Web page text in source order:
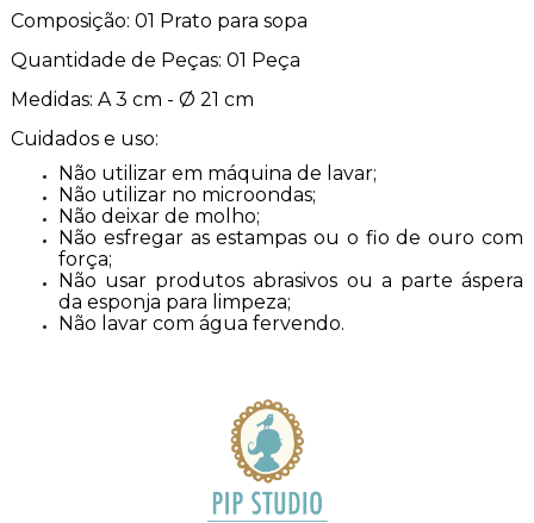
Composição: 01 Prato para sopa
Quantidade de Peças: 01 Peça
Medidas: A 3 cm - Ø 21 cm
Cuidados e uso:
Não utilizar em máquina de lavar;
Não utilizar no microondas;
Não deixar de molho;
Não esfregar as estampas ou o fio de ouro com
força;
Não usar produtos abrasivos ou a parte áspera
da esponja para limpeza;
Não lavar com água fervendo.